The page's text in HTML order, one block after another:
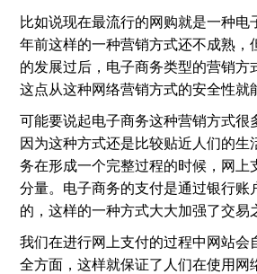
比如说现在最流行的网购就是一种电
年前这样的一种营销方式还不成熟，
的发展过后，电子商务类型的营销方
这点从这种网络营销方式的安全性就
可能要说起电子商务这种营销方式很
因为这种方式还是比较贴近人们的生
务在形成一个完整过程的时候，网上
分量。电子商务的支付是通过银行账
的，这样的一种方式大大加强了交易
我们在进行网上支付的过程中网站会
全方面，这样就保证了人们在使用网